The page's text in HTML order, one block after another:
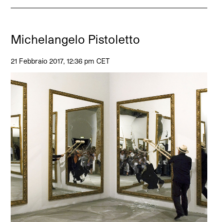
Michelangelo Pistoletto
21 Febbraio 2017, 12:36 pm CET